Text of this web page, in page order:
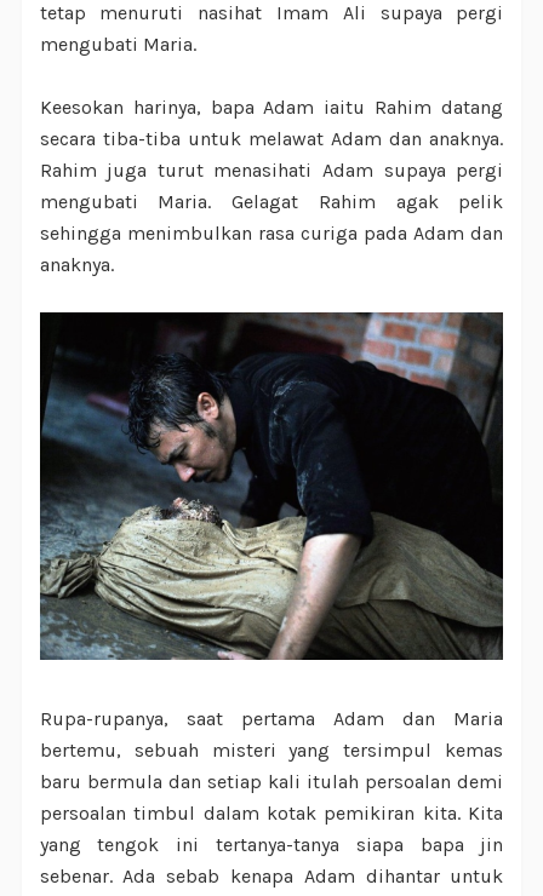
tetap menuruti nasihat Imam Ali supaya pergi
mengubati Maria.
Keesokan harinya, bapa Adam iaitu Rahim datang
secara tiba-tiba untuk melawat Adam dan anaknya.
Rahim juga turut menasihati Adam supaya pergi
mengubati Maria. Gelagat Rahim agak pelik
sehingga menimbulkan rasa curiga pada Adam dan
anaknya.
Rupa-rupanya, saat pertama Adam dan Maria
bertemu, sebuah misteri yang tersimpul kemas
baru bermula dan setiap kali itulah persoalan demi
persoalan timbul dalam kotak pemikiran kita. Kita
yang tengok ini tertanya-tanya siapa bapa jin
sebenar. Ada sebab kenapa Adam dihantar untuk